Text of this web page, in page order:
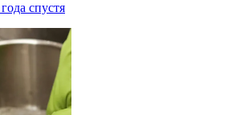
спустя